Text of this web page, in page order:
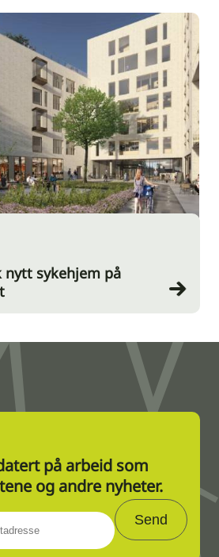
nytt sykehjem på
på arbeid som
og andre nyheter.
Send